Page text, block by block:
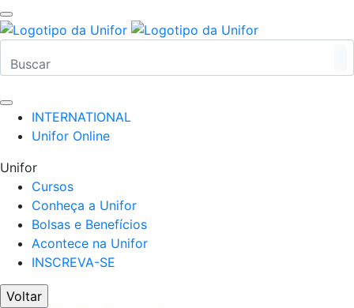
INTERNATIONAL
Unifor Online
Unifor
Cursos
Conheça a Unifor
Bolsas e Benefícios
Acontece na Unifor
INSCREVA-SE
Voltar